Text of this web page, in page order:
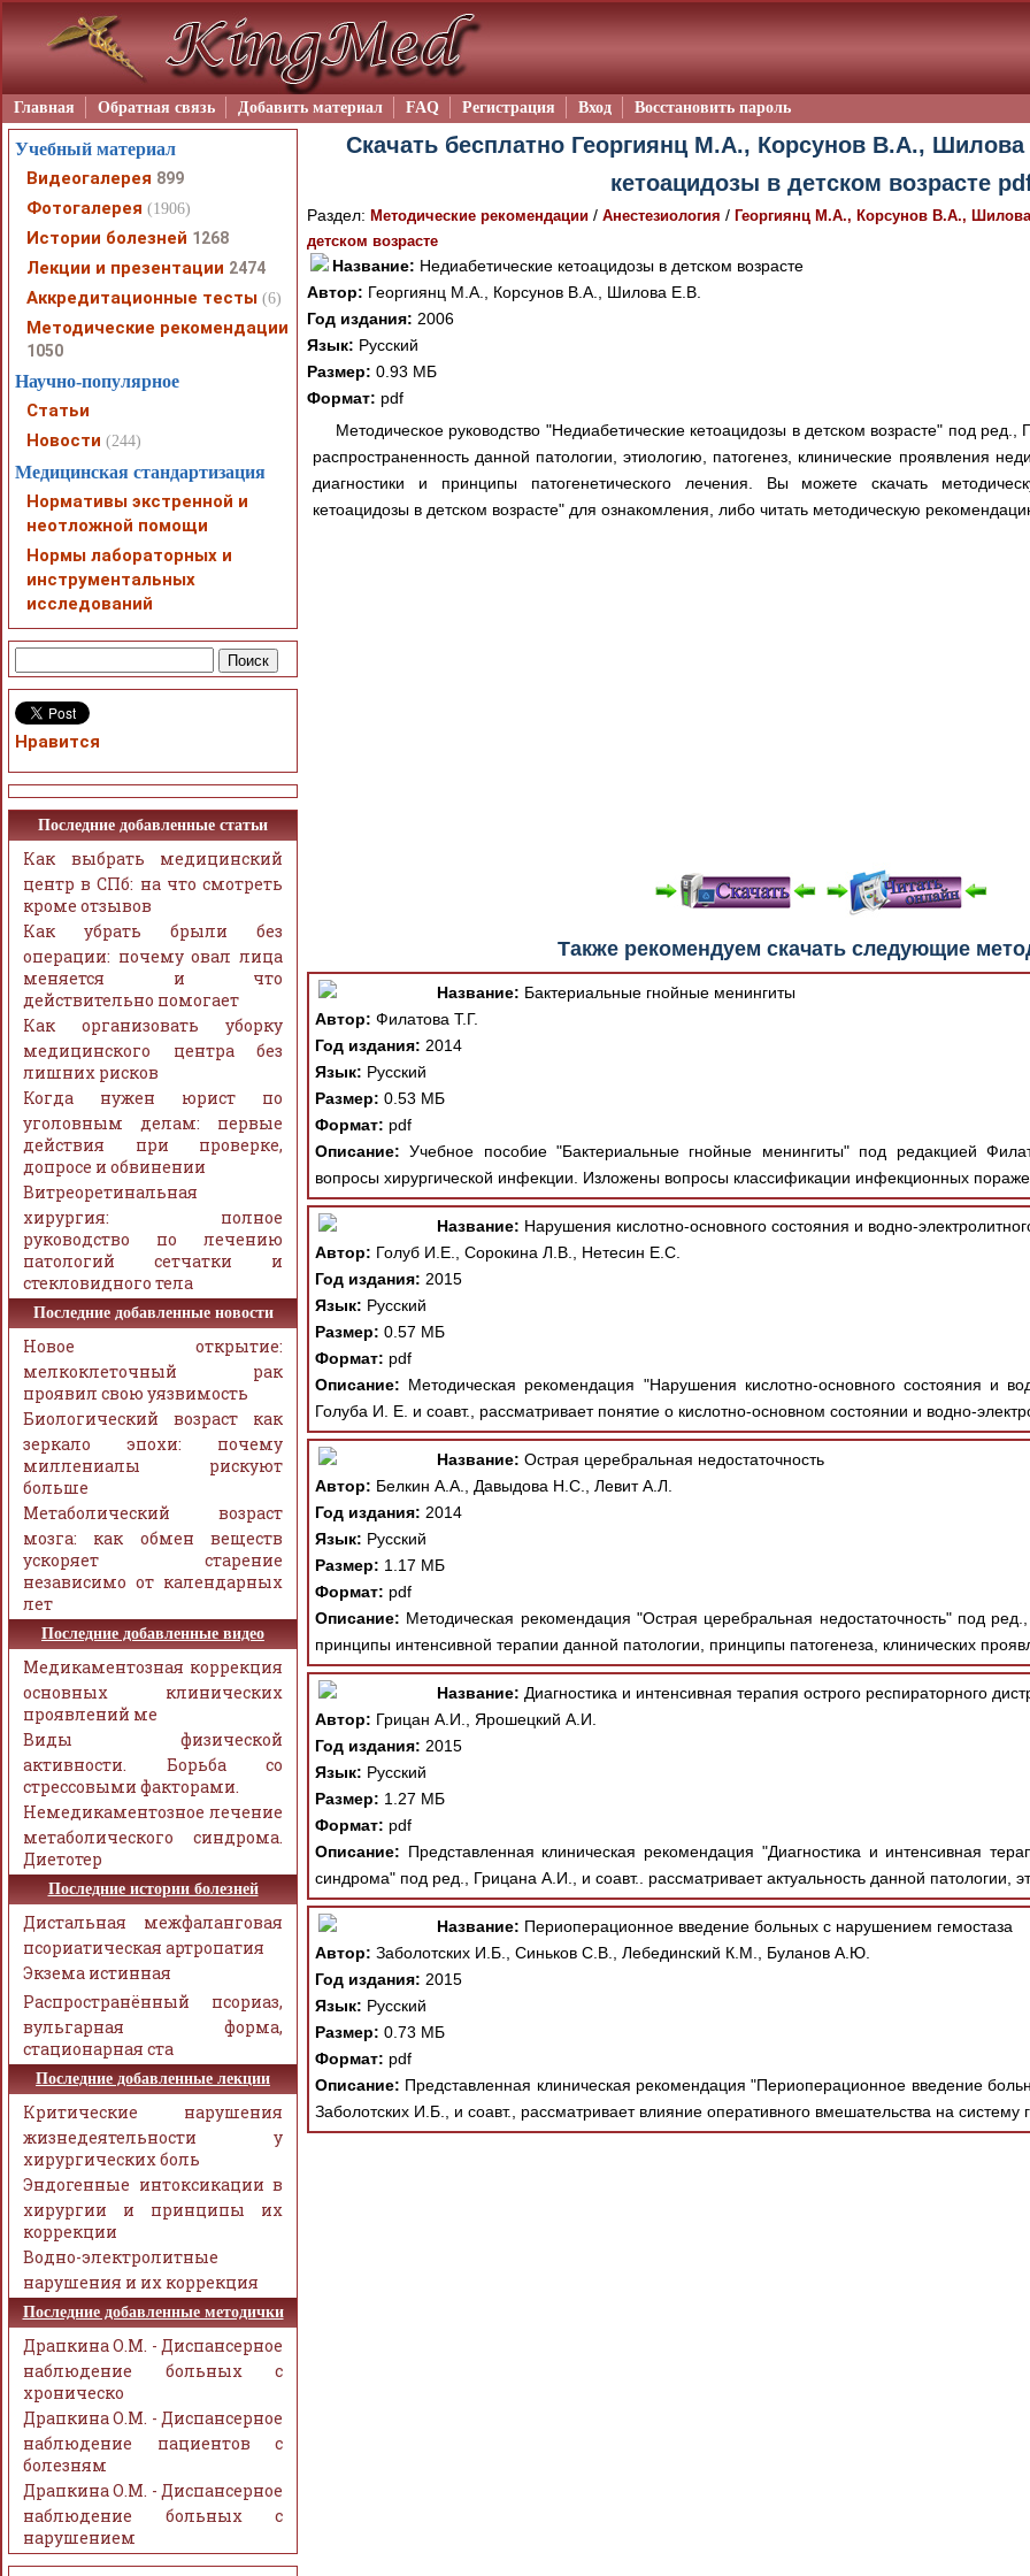
Главная Обратная связь Добавить материал FAQ Регистрация Вход Восстановить пароль
Скачать бесплатно Георгиянц М.А., Корсунов В.А.,
кетоацидозы в детском возрасте
Раздел: Методические рекомендации / Анестезиология / Георгиянц М.А., Корсунов В.А.,
детском возрасте
Название: Недиабетические кетоацидозы в детском возрасте
Автор: Георгиянц М.А., Корсунов В.А., Шилова Е.В.
Год издания: 2006
Язык: Русский
Размер: 0.93 МБ
Формат: pdf
Методическое руководство "Недиабетические кетоацидозы в детском возрасте" под
распространенность данной патологии, этиологию, патогенез, клинические проявления
диагностики и принципы патогенетического лечения. Вы можете скачать
кетоацидозы в детском возрасте" для ознакомления, либо читать методическую
При просмотре в режиме "Читать онлайн" возможны различные ошибки отображения
поддержки Вашим браузером шрифтов и изменения размеров исходных шаблонов.
ошибка устраняется Вашим программным обеспечением автоматически.
Также рекомендуем скачать следующие
Название: Бактериальные гнойные менингиты
Автор: Филатова Т.Г.
Год издания: 2014
Язык: Русский
Размер: 0.53 МБ
Формат: pdf
Описание: Учебное пособие "Бактериальные гнойные менингиты" под редакцией
вопросы хирургической инфекции. Изложены вопросы классификации инфекционных
Название: Нарушения кислотно-основного состояния и водно-
Автор: Голуб И.Е., Сорокина Л.В., Нетесин Е.С.
Год издания: 2015
Язык: Русский
Размер: 0.57 МБ
Формат: pdf
Описание: Методическая рекомендация "Нарушения кислотно-основного состояния и
Голуба И. Е. и соавт., рассматривает понятие о кислотно-основном состоянии и водно-
Название: Острая церебральная недостаточность
Автор: Белкин А.А., Давыдова Н.С., Левит А.Л.
Год издания: 2014
Язык: Русский
Размер: 1.17 МБ
Формат: pdf
Описание: Методическая рекомендация "Острая церебральная недостаточность" под
принципы интенсивной терапии данной патологии, принципы патогенеза, клинических
Название: Диагностика и интенсивная терапия острого респираторного
Автор: Грицан А.И., Ярошецкий А.И.
Год издания: 2015
Язык: Русский
Размер: 1.27 МБ
Формат: pdf
Описание: Представленная клиническая рекомендация "Диагностика и интенсивная
синдрома" под ред., Грицана А.И., и соавт.. рассматривает актуальность данной патологии,
Название: Периоперационное введение больных с нарушением гемостаза
Автор: Заболотских И.Б., Синьков С.В., Лебединский К.М., Буланов А.Ю.
Год издания: 2015
Язык: Русский
Размер: 0.73 МБ
Формат: pdf
Описание: Представленная клиническая рекомендация "Периоперационное введение
Заболотских И.Б., и соавт., рассматривает влияние оперативного вмешательства на систему
Учебный материал
Видеогалерея 899
Фотогалерея (1906)
Истории болезней 1268
Лекции и презентации 2474
Аккредитационные тесты (6)
Методические рекомендации
1050
Научно-популярное
Статьи
Новости (244)
Медицинская стандартизация
Нормативы экстренной и
неотложной помощи
Нормы лабораторных и
инструментальных
исследований
Нравится
Последние добавленные статьи
Как выбрать медицинский
центр в СПб: на что смотреть
кроме отзывов
Как убрать брыли без
операции: почему овал лица
меняется и что
действительно помогает
Как организовать уборку
медицинского центра без
лишних рисков
Когда нужен юрист по
уголовным делам: первые
действия при проверке,
допросе и обвинении
Витреоретинальная
хирургия: полное
руководство по лечению
патологий сетчатки и
стекловидного тела
Последние добавленные новости
Новое открытие:
мелкоклеточный рак
проявил свою уязвимость
Биологический возраст как
зеркало эпохи: почему
миллениалы рискуют
больше
Метаболический возраст
мозга: как обмен веществ
ускоряет старение
независимо от календарных
лет
Последние добавленные видео
Медикаментозная коррекция
основных клинических
проявлений ме
Виды физической
активности. Борьба со
стрессовыми факторами.
Немедикаментозное лечение
метаболического синдрома.
Диетотер
Последние истории болезней
Дистальная межфаланговая
псориатическая артропатия
Экзема истинная
Распространённый псориаз,
вульгарная форма,
стационарная ста
Последние добавленные лекции
Критические нарушения
жизнедеятельности у
хирургических боль
Эндогенные интоксикации в
хирургии и принципы их
коррекции
Водно-электролитные
нарушения и их коррекция
Последние добавленные методички
Драпкина О.М. - Диспансерное
наблюдение больных с
хроническо
Драпкина О.М. - Диспансерное
наблюдение пациентов с
болезням
Драпкина О.М. - Диспансерное
наблюдение больных с
нарушением